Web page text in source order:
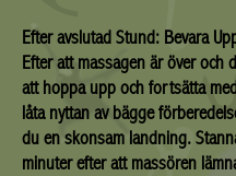
Efter avslutad Stund: Bevara
Efter att massagen är över
att hoppa upp och fortsätta
låta nyttan av bägge
du en skonsam landning.
minuter efter att massören